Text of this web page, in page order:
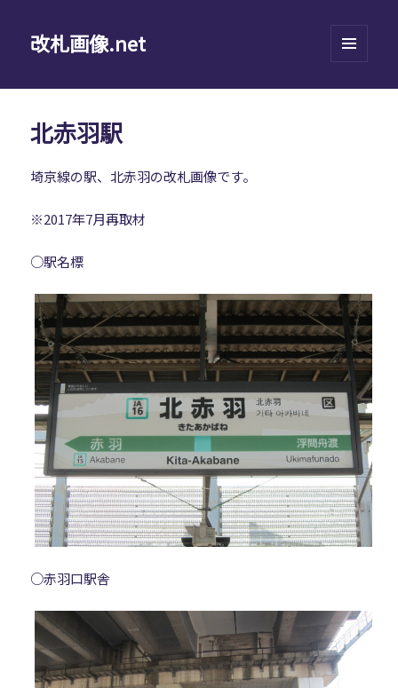
改札画像.net
ーとウ
北赤羽駅
埼京線の駅、北赤羽の改札画像です。
※2017年7月再取材
○駅名標
○赤羽口駅舎